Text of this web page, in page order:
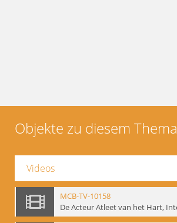
Objekte zu diesem Thema
Videos
MCB-TV-10158